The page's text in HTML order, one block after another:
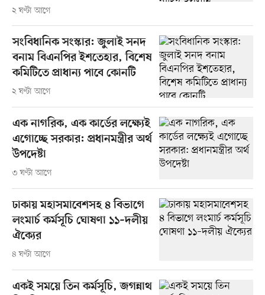
২ ঘণ্টা আগে
সংবিধানিক সংস্কার: জুলাই সনদ
বনাম বিএনপির ইশতেহার, বিশেষ
কমিটিতে প্রাধান্য পাবে কোনটি
২ ঘণ্টা আগে
এক নাগরিক, এক কার্ডের লক্ষ্যেই
এগোচ্ছে সরকার: প্রধানমন্ত্রীর অর্থ
উপদেষ্টা
৩ ঘণ্টা আগে
ঢাকায় মহাসমাবেশসহ ৪ বিভাগে
লংমার্চ কর্মসূচি ঘোষণা ১১–দলীয়
ঐক্যের
৪ ঘণ্টা আগে
একই সময়ে তিন কর্মসূচি, জগন্নাথ